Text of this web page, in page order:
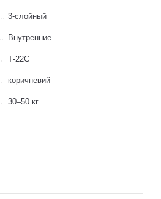
3-слойный
Внутренние
Т-22С
коричневий
30–50 кг